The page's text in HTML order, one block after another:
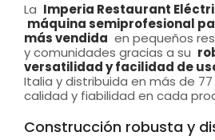
La Imperia Restaurant
máquina semiprofesional
más vendida en pequeños
y comunidades gracias a su
versatilidad y facilidad de
Italia y distribuida en más de
calidad y fiabilidad en cada
Construcción robusta y